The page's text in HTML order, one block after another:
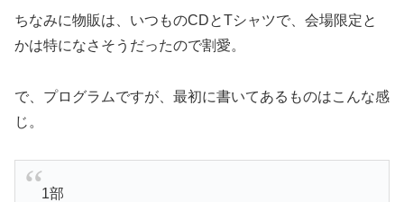
ちなみに物販は、いつものCDとTシャツで、会場限定と
かは特になさそうだったので割愛。
で、プログラムですが、最初に書いてあるものはこんな感
じ。
1部